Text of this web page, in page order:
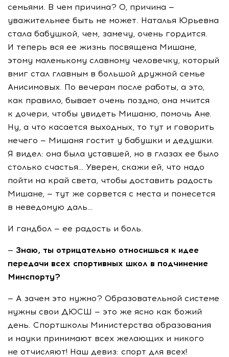
семьями. В чем причина? О, причина —
уважительнее быть не может. Наталья Юрьевна
стала бабушкой, чем, замечу, очень гордится.
И теперь вся ее жизнь посвящена Мишане,
этому маленькому славному человечку, который
вмиг стал главным в большой дружной семье
Анисимовых. По вечерам после работы, а это,
как правило, бывает очень поздно, она мчится
к дочери, чтобы увидеть Мишаню, помочь Ане.
Ну, а что касается выходных, то тут и говорить
нечего — Мишаня гостит у бабушки и дедушки.
Я видел: она была уставшей, но в глазах ее было
столько счастья… Уверен, скажи ей, что надо
пойти на край света, чтобы доставить радость
Мишане, — тут же сорвется с места и понесется
в неведомую даль…
И гандбол — ее радость и боль.
— Знаю, ты отрицательно относишься к идее
передачи всех спортивных школ в подчинение
Минспорту?
— А зачем это нужно? Образовательной системе
нужны свои ДЮСШ — это же ясно как божий
день. Спортшколы Министерства образования
и науки принимают всех желающих и никого
не отчисляют! Наш девиз: спорт для всех!